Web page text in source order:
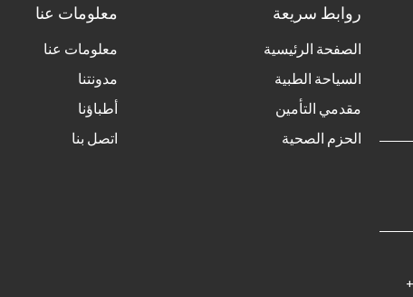
معلومات عنا
معلومات عنا
مدونتنا
أطباؤنا
اتصل بنا
روابط سريعة
الصفحة الرئيسية
السياحة الطبية
مقدمي التأمين
الحزم الصحية